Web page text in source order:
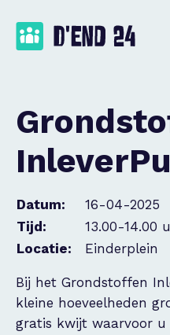
Datum:
16-04-2025
Tijd:
13.00-14.00
Locatie:
Einderplein
Bij het Grondstoffen
kleine hoeveelheden
gratis kwijt waarvoor u